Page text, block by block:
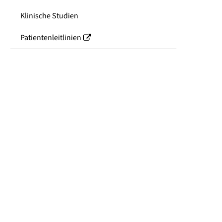
Klinische Studien
Patientenleitlinien